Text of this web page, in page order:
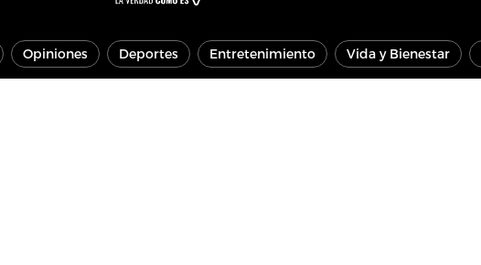
Opiniones Deportes Entretenimiento Vida y Bienestar